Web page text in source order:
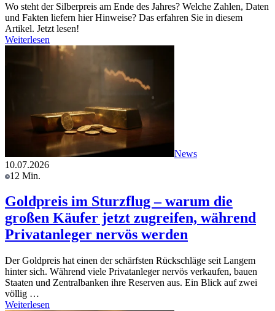
Wo steht der Silberpreis am Ende des Jahres? Welche Zahlen, Daten
und Fakten liefern hier Hinweise? Das erfahren Sie in diesem
Artikel. Jetzt lesen!
Weiterlesen
News
10.07.2026
12 Min.
Goldpreis im Sturzflug – warum die
großen Käufer jetzt zugreifen, während
Privatanleger nervös werden
Der Goldpreis hat einen der schärfsten Rückschläge seit Langem
hinter sich. Während viele Privatanleger nervös verkaufen, bauen
Staaten und Zentralbanken ihre Reserven aus. Ein Blick auf zwei
völlig …
Weiterlesen